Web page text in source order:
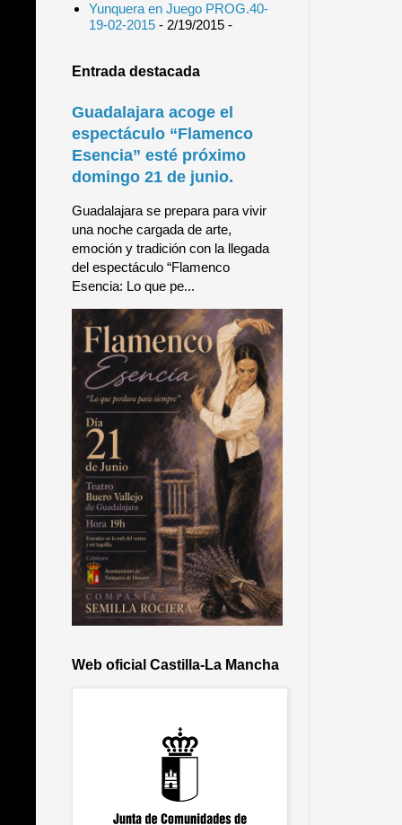
Yunquera en Juego PROG.40-
19-02-2015- 2/19/2015-
Entrada destacada
Guadalajara acoge el
espectáculo “Flamenco
Esencia” esté próximo
domingo 21 de junio.
Guadalajara se prepara para vivir
una noche cargada de arte,
emoción y tradición con la llegada
del espectáculo “Flamenco
Esencia: Lo que pe...
Web oficial Castilla-La Mancha